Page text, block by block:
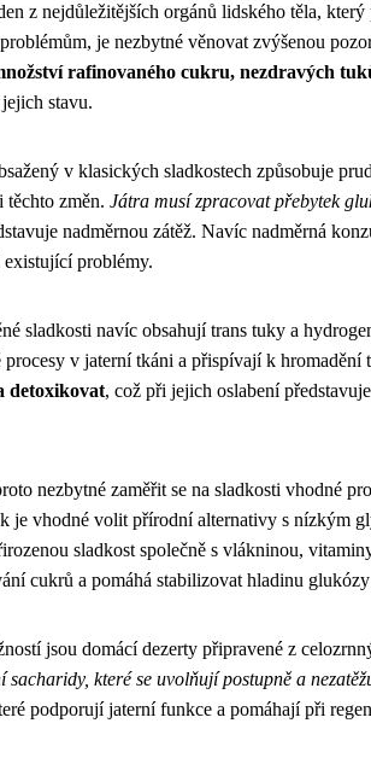
z nejdůležitějších orgánů lidského těla,
je nezbytné věnovat zvýšenou
rafinovaného cukru, nezdravých
stavu.
v klasických sladkostech způsobuje
změn. Játra musí zpracovat přebytek
nadměrnou zátěž. Navíc nadměrná
problémy.
sladkosti navíc obsahují trans tuky a
procesy v jaterní tkáni a přispívají k
detoxikovat, což při jejich oslabení
nezbytné zaměřit se na sladkosti vhodné
je vhodné volit přírodní alternativy s nízkým
sladkost společně s vlákninou,
cukrů a pomáhá stabilizovat hladinu
jsou domácí dezerty připravené z
sacharidy, které se uvolňují postupně a
podporují jaterní funkce a pomáhají při